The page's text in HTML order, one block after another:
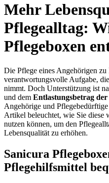
Mehr
Pflegealltag:
Pflegeboxen
Die Pflege eines Angehörigen zu
verantwortungsvolle Aufgabe,
nimmt. Doch Unterstützung ist
und dem Entlastungsbetrag der
Angehörige und
Artikel beleuchtet, wie Sie diese
nutzen können, um den
Lebensqualität zu erhöhen.
Sanicura
Pflegehilfsmittel